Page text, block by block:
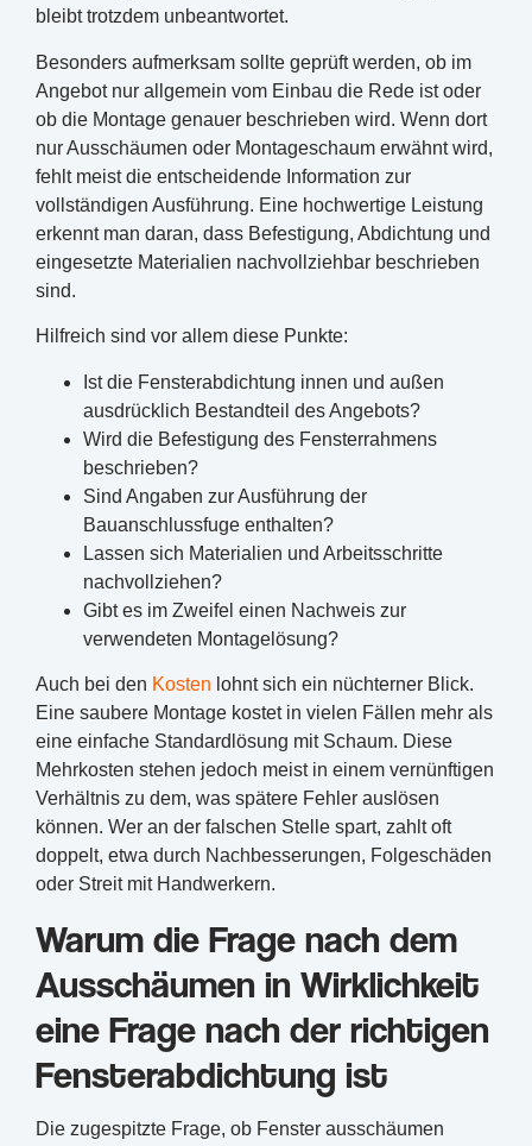
bleibt trotzdem unbeantwortet.
Besonders aufmerksam sollte geprüft werden, ob im
Angebot nur allgemein vom Einbau die Rede ist oder
ob die Montage genauer beschrieben wird. Wenn dort
nur Ausschäumen oder Montageschaum erwähnt wird,
fehlt meist die entscheidende Information zur
vollständigen Ausführung. Eine hochwertige Leistung
erkennt man daran, dass Befestigung, Abdichtung und
eingesetzte Materialien nachvollziehbar beschrieben
sind.
Hilfreich sind vor allem diese Punkte:
Ist die Fensterabdichtung innen und außen
ausdrücklich Bestandteil des Angebots?
Wird die Befestigung des Fensterrahmens
beschrieben?
Sind Angaben zur Ausführung der
Bauanschlussfuge enthalten?
Lassen sich Materialien und Arbeitsschritte
nachvollziehen?
Gibt es im Zweifel einen Nachweis zur
verwendeten Montagelösung?
Auch bei den Kosten lohnt sich ein nüchterner Blick.
Eine saubere Montage kostet in vielen Fällen mehr als
eine einfache Standardlösung mit Schaum. Diese
Mehrkosten stehen jedoch meist in einem vernünftigen
Verhältnis zu dem, was spätere Fehler auslösen
können. Wer an der falschen Stelle spart, zahlt oft
doppelt, etwa durch Nachbesserungen, Folgeschäden
oder Streit mit Handwerkern.
Warum die Frage nach dem
Ausschäumen in Wirklichkeit
eine Frage nach der richtigen
Fensterabdichtung ist
Die zugespitzte Frage, ob Fenster ausschäumen